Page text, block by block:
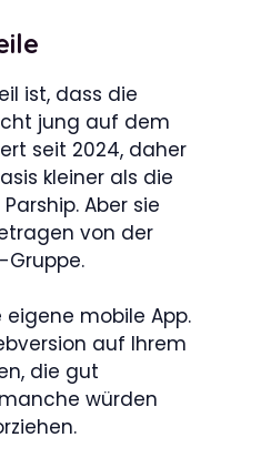
ist, dass die
jung auf dem
seit 2024, daher
kleiner als die
Aber sie
von der
Gruppe.
eigene mobile App.
auf Ihrem
die gut
würden